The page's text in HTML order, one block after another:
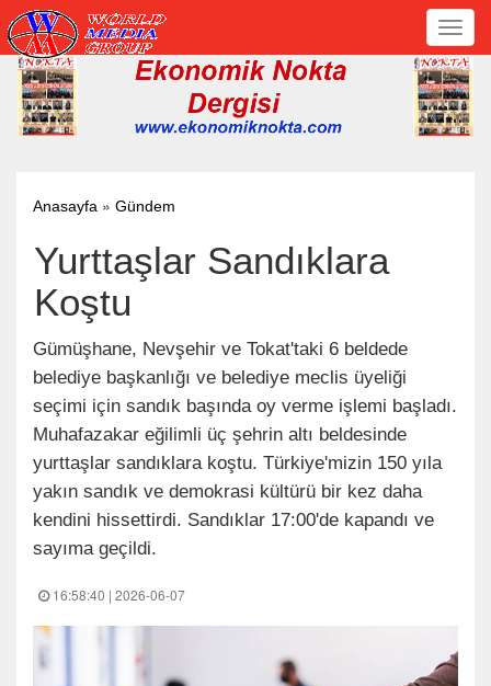
Anasayfa » Gündem
Yurttaşlar Sandıklara
Koştu
Gümüşhane, Nevşehir ve Tokat'taki 6 beldede
belediye başkanlığı ve belediye meclis üyeliği
seçimi için sandık başında oy verme işlemi başladı.
Muhafazakar eğilimli üç şehrin altı beldesinde
yurttaşlar sandıklara koştu. Türkiye'mizin 150 yıla
yakın sandık ve demokrasi kültürü bir kez daha
kendini hissettirdi. Sandıklar 17:00'de kapandı ve
sayıma geçildi.
16:58:40 | 2026-06-07